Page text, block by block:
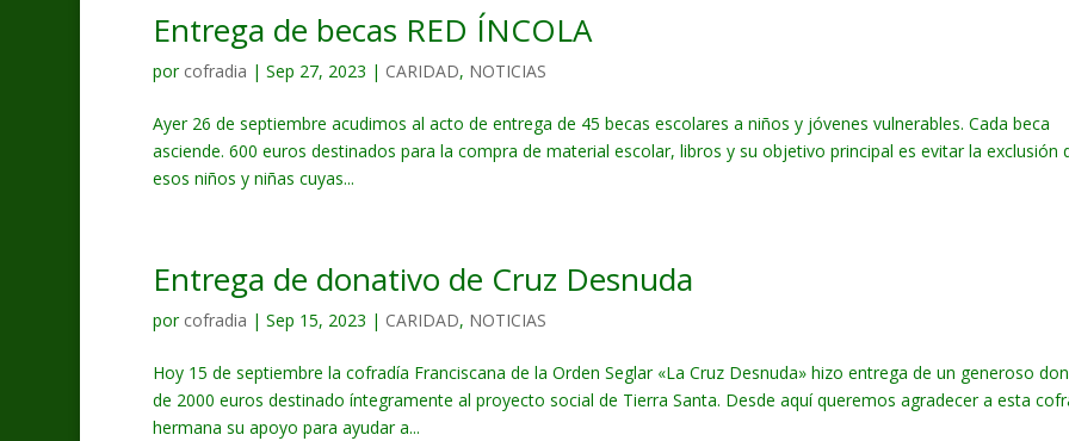
Entrega de becas RED ÍNCOLA
por cofradia | Sep 27, 2023 | CARIDAD, NOTICIAS
Ayer 26 de septiembre acudimos al acto de entrega de 45 becas escolares a niños y jóvenes vulnerables. Cada beca
asciende. 600 euros destinados para la compra de material escolar, libros y su objetivo principal es evitar la exclusión
esos niños y niñas cuyas...
Entrega de donativo de Cruz Desnuda
por cofradia | Sep 15, 2023 | CARIDAD, NOTICIAS
Hoy 15 de septiembre la cofradía Franciscana de la Orden Seglar «La Cruz Desnuda» hizo entrega de un generoso
de 2000 euros destinado íntegramente al proyecto social de Tierra Santa. Desde aquí queremos agradecer a esta
hermana su apoyo para ayudar a...